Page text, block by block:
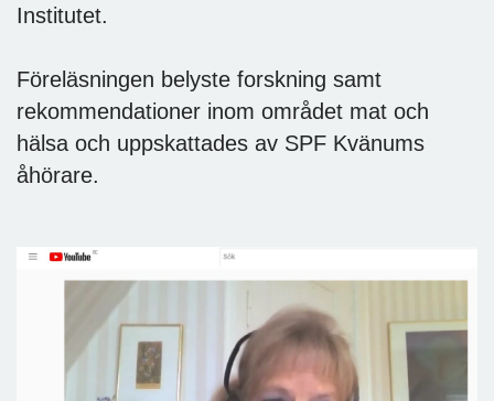
Institutet.
Föreläsningen belyste forskning samt
rekommendationer inom området mat och
hälsa och uppskattades av SPF Kvänums
åhörare.